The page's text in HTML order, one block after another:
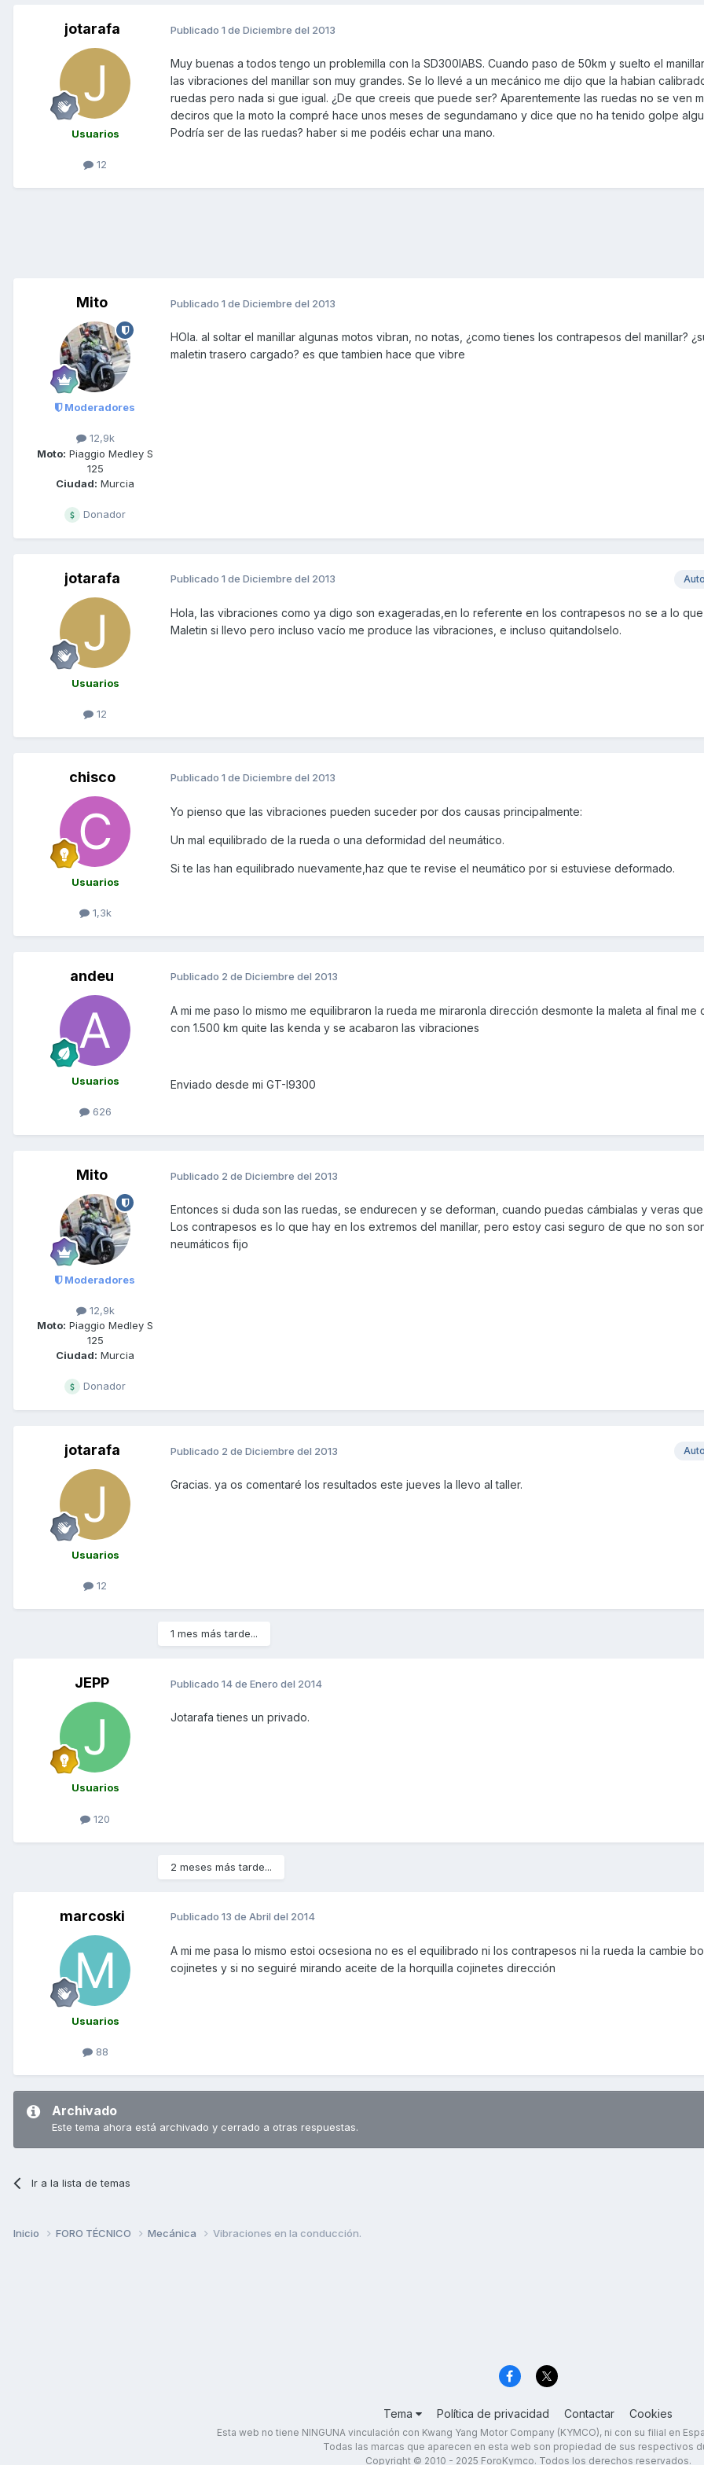
jotarafa
Usuarios
12
Publicado 1 de Diciembre del 2013
Muy buenas a todos tengo un problemilla con la SD300IABS. Cuando paso de 50km y suelto el
las vibraciones del manillar son muy grandes. Se lo llevé a un mecánico me dijo que la habian
ruedas pero nada si gue igual. ¿De que creeis que puede ser? Aparentemente las ruedas no se ven
deciros que la moto la compré hace unos meses de segundamano y dice que no ha tenido golpe
Podría ser de las ruedas? haber si me podéis echar una mano.
Mito
Moderadores
12,9k
Moto: Piaggio Medley S
125
Ciudad: Murcia
Donador
Publicado 1 de Diciembre del 2013
HOla. al soltar el manillar algunas motos vibran, no notas, ¿como tienes los contrapesos del manillar?
maletin trasero cargado? es que tambien hace que vibre
jotarafa
Usuarios
12
Publicado 1 de Diciembre del 2013
Hola, las vibraciones como ya digo son exageradas,en lo referente en los contrapesos no se a lo
Maletin si llevo pero incluso vacío me produce las vibraciones, e incluso quitandolselo.
chisco
Usuarios
1,3k
Publicado 1 de Diciembre del 2013
Yo pienso que las vibraciones pueden suceder por dos causas principalmente:
Un mal equilibrado de la rueda o una deformidad del neumático.
Si te las han equilibrado nuevamente,haz que te revise el neumático por si estuviese deformado.
andeu
Usuarios
626
Publicado 2 de Diciembre del 2013
A mi me paso lo mismo me equilibraron la rueda me miraronla dirección desmonte la maleta al final me
con 1.500 km quite las kenda y se acabaron las vibraciones
Enviado desde mi GT-I9300
Mito
Moderadores
12,9k
Moto: Piaggio Medley S
125
Ciudad: Murcia
Donador
Publicado 2 de Diciembre del 2013
Entonces si duda son las ruedas, se endurecen y se deforman, cuando puedas cámbialas y veras
Los contrapesos es lo que hay en los extremos del manillar, pero estoy casi seguro de que no son
neumáticos fijo
jotarafa
Usuarios
12
Publicado 2 de Diciembre del 2013
Gracias. ya os comentaré los resultados este jueves la llevo al taller.
1 mes más tarde...
JEPP
Usuarios
120
Publicado 14 de Enero del 2014
Jotarafa tienes un privado.
2 meses más tarde...
marcoski
Usuarios
88
Publicado 13 de Abril del 2014
A mi me pasa lo mismo estoi ocsesiona no es el equilibrado ni los contrapesos ni la rueda la cambie
cojinetes y si no seguiré mirando aceite de la horquilla cojinetes dirección
Archivado
Este tema ahora está archivado y cerrado a otras respuestas.
Ir a la lista de temas
Inicio FORO TÉCNICO Mecánica Vibraciones en la conducción.
Tema Política de privacidad Contactar Cookies
Esta web no tiene NINGUNA vinculación con Kwang Yang Motor Company (KYMCO), ni con su filial en
Todas las marcas que aparecen en esta web son propiedad de sus respectivos
Copyright © 2010 - 2025 ForoKymco. Todos los derechos reservados.